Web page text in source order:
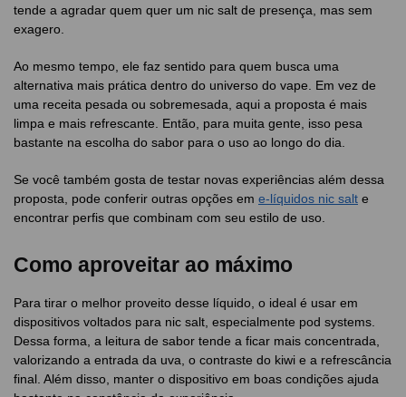
tende a agradar quem quer um nic salt de presença, mas sem
exagero.
Ao mesmo tempo, ele faz sentido para quem busca uma
alternativa mais prática dentro do universo do vape. Em vez de
uma receita pesada ou sobremesada, aqui a proposta é mais
limpa e mais refrescante. Então, para muita gente, isso pesa
bastante na escolha do sabor para o uso ao longo do dia.
Se você também gosta de testar novas experiências além dessa
proposta, pode conferir outras opções em e-líquidos nic salt e
encontrar perfis que combinam com seu estilo de uso.
Como aproveitar ao máximo
Para tirar o melhor proveito desse líquido, o ideal é usar em
dispositivos voltados para nic salt, especialmente pod systems.
Dessa forma, a leitura de sabor tende a ficar mais concentrada,
valorizando a entrada da uva, o contraste do kiwi e a refrescância
final. Além disso, manter o dispositivo em boas condições ajuda